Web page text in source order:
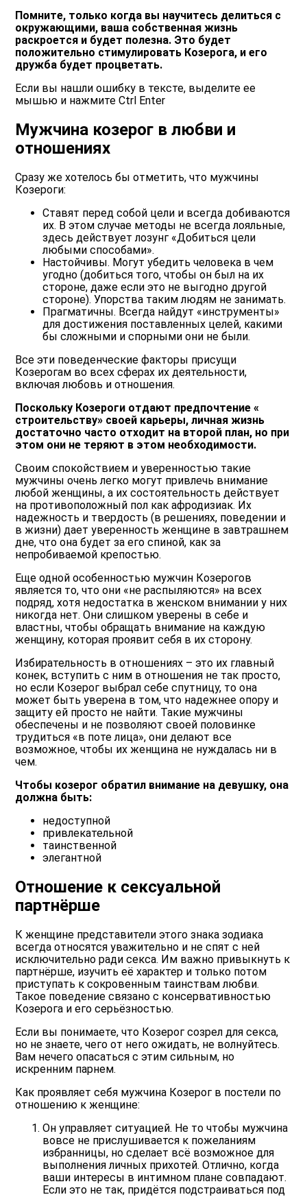
Помните, только когда вы научитесь делиться с
окружающими, ваша собственная жизнь
раскроется и будет полезна. Это будет
положительно стимулировать Козерога, и его
дружба будет процветать.
Если вы нашли ошибку в тексте, выделите ее
мышью и нажмите Ctrl Enter
Мужчина козерог в любви и
отношениях
Сразу же хотелось бы отметить, что мужчины
Козероги:
Ставят перед собой цели и всегда добиваются
их. В этом случае методы не всегда лояльные,
здесь действует лозунг «Добиться цели
любыми способами».
Настойчивы. Могут убедить человека в чем
угодно (добиться того, чтобы он был на их
стороне, даже если это не выгодно другой
стороне). Упорства таким людям не занимать.
Прагматичны. Всегда найдут «инструменты»
для достижения поставленных целей, какими
бы сложными и спорными они не были.
Все эти поведенческие факторы присущи
Козерогам во всех сферах их деятельности,
включая любовь и отношения.
Поскольку Козероги отдают предпочтение «
строительству» своей карьеры, личная жизнь
достаточно часто отходит на второй план, но при
этом они не теряют в этом необходимости.
Своим спокойствием и уверенностью такие
мужчины очень легко могут привлечь внимание
любой женщины, а их состоятельность действует
на противоположный пол как афродизиак. Их
надежность и твердость (в решениях, поведении и
в жизни) дает уверенность женщине в завтрашнем
дне, что она будет за его спиной, как за
непробиваемой крепостью.
Еще одной особенностью мужчин Козерогов
является то, что они «не распыляются» на всех
подряд, хотя недостатка в женском внимании у них
никогда нет. Они слишком уверены в себе и
властны, чтобы обращать внимание на каждую
женщину, которая проявит себя в их сторону.
Избирательность в отношениях – это их главный
конек, вступить с ним в отношения не так просто,
но если Козерог выбрал себе спутницу, то она
может быть уверена в том, что надежнее опору и
защиту ей просто не найти. Такие мужчины
обеспечены и не позволяют своей половинке
трудиться «в поте лица», они делают все
возможное, чтобы их женщина не нуждалась ни в
чем.
Чтобы козерог обратил внимание на девушку, она
должна быть:
недоступной
привлекательной
таинственной
элегантной
Отношение к сексуальной
партнёрше
К женщине представители этого знака зодиака
всегда относятся уважительно и не спят с ней
исключительно ради секса. Им важно привыкнуть к
партнёрше, изучить её характер и только потом
приступать к сокровенным таинствам любви.
Такое поведение связано с консервативностью
Козерога и его серьёзностью.
Если вы понимаете, что Козерог созрел для секса,
но не знаете, чего от него ожидать, не волнуйтесь.
Вам нечего опасаться с этим сильным, но
искренним парнем.
Как проявляет себя мужчина Козерог в постели по
отношению к женщине:
Он управляет ситуацией. Не то чтобы мужчина
вовсе не прислушивается к пожеланиям
избранницы, но сделает всё возможное для
выполнения личных прихотей. Отлично, когда
ваши интересы в интимном плане совпадают.
Если это не так, придётся подстраиваться под